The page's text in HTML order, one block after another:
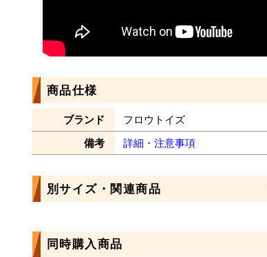
商品仕様
ブランド
フロウトイズ
備考
詳細・注意事項
別サイズ・関連商品
同時購入商品